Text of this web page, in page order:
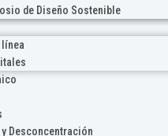
de Diseño Sostenible
Desconcentración